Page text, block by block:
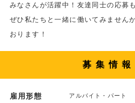
みなさんが活躍中！友達同士の応募
ぜひ私たちと一緒に働いてみません
おります！
募集情報
雇用形態 アルバイト・パート